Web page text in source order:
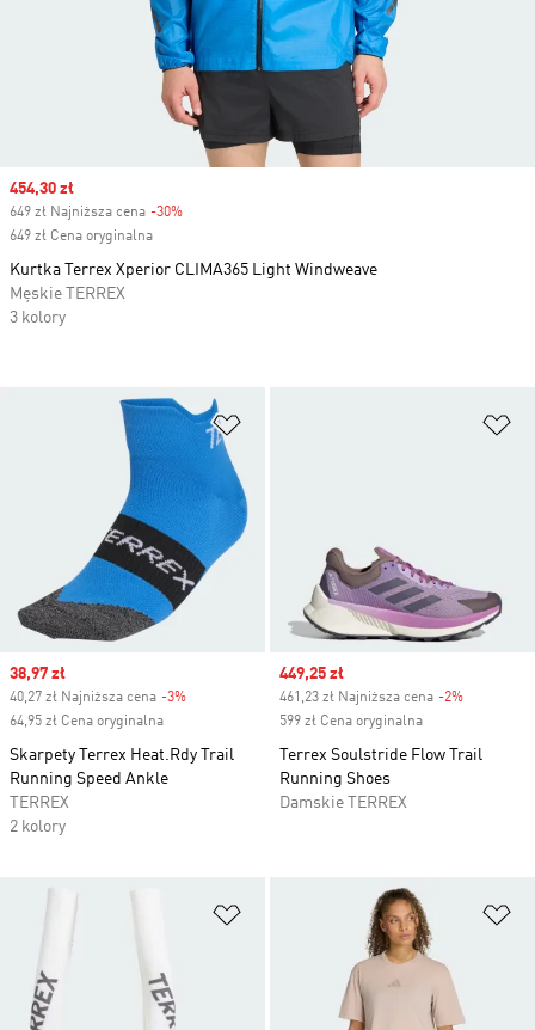
Sale price
38,97 zł
40,27 zł Najniższa cena -3%
64,95 zł Cena oryginalna
Skarpety Terrex Heat.Rdy Trail
Running Speed Ankle
TERREX
2 kolory
Sale price
449,25 zł
461,23 zł Najniższa cena -2%
599 zł Cena oryginalna
Terrex Soulstride Flow Trail
Running Shoes
Damskie TERREX
Dodaj do listy życzeń
Sale price
454,30 zł
649 zł Najniższa cena -30%
649 zł Cena oryginalna
Kurtka Terrex Xperior CLIMA365 Light Windweave
Męskie TERREX
3 kolory